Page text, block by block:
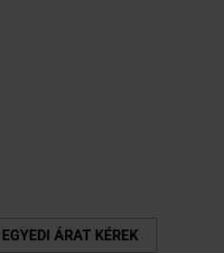
EGYEDI ÁRAT KÉREK